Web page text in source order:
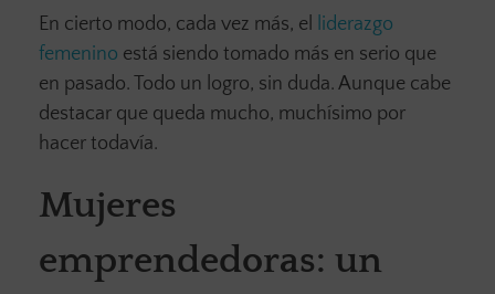
En cierto modo, cada vez más, el
liderazgo
femenino está siendo tomado más en serio que
en pasado. Todo un logro, sin duda. Aunque cabe
destacar que queda mucho, muchísimo por
hacer todavía.
Mujeres
emprendedoras: un